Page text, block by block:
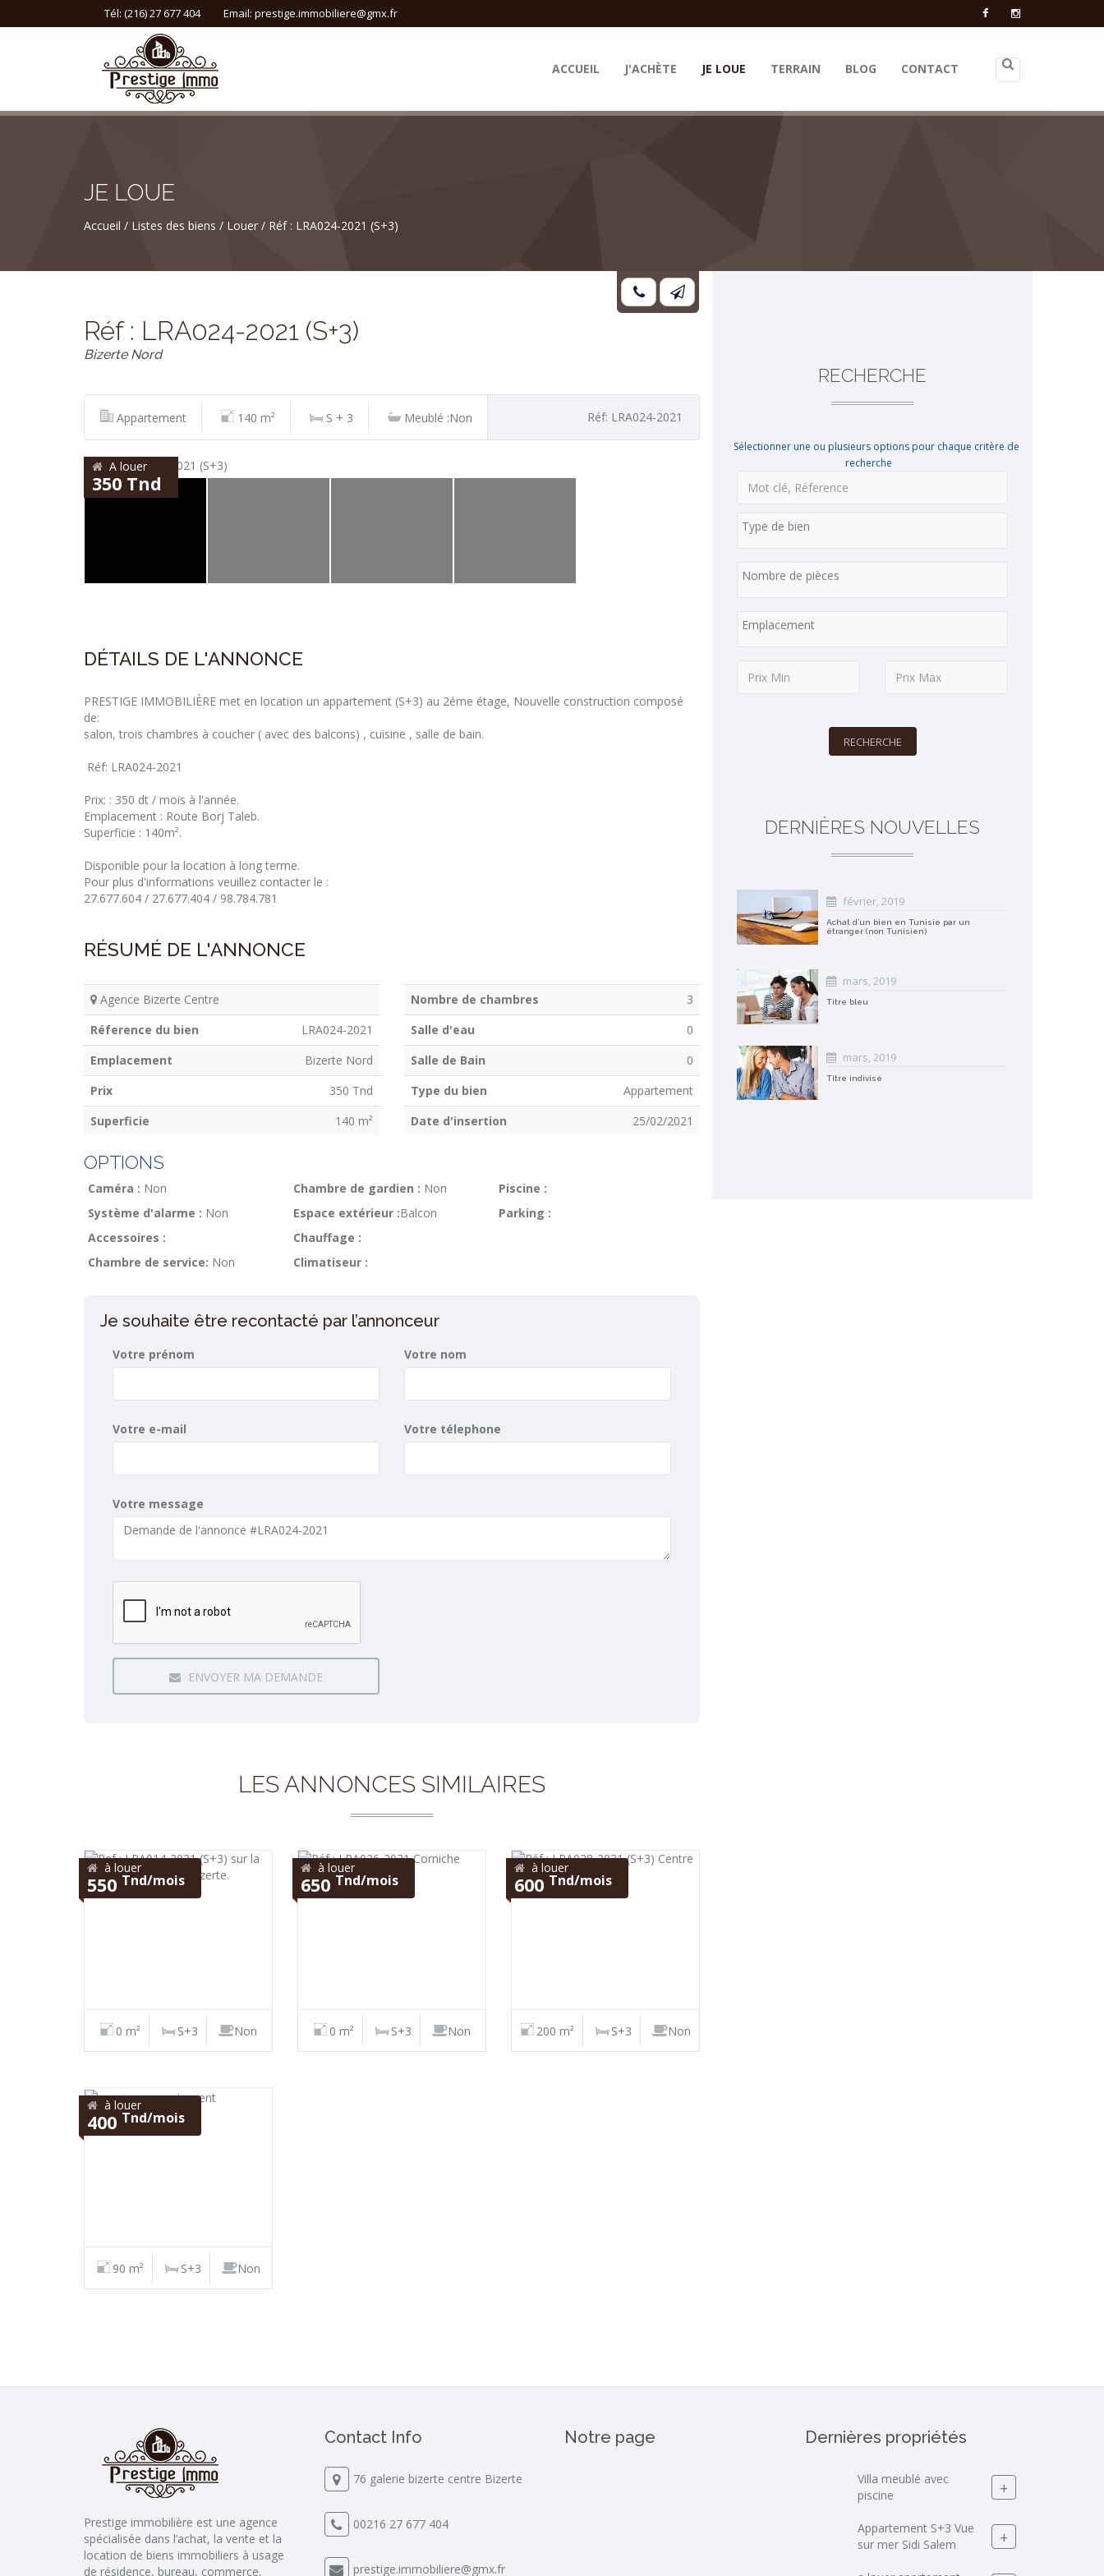
Tél: (216) 27 677 404 Email: prestige.immobiliere@gmx.fr
ACCUEIL J'ACHÈTE JE LOUE TERRAIN BLOG CONTACT
JE LOUE
Accueil Listes des biens Louer Réf : LRA024-2021 (S+3)
Réf : LRA024-2021 (S+3)
Bizerte Nord
Appartement 140 m² S + 3 Meublé :Non Réf: LRA024-2021
A louer
350 Tnd
DÉTAILS DE L'ANNONCE
PRESTIGE IMMOBILIÈRE met en location un appartement (S+3) au 2éme étage, Nouvelle construction composé
de:
salon, trois chambres à coucher ( avec des balcons) , cuisine , salle de bain.
Réf: LRA024-2021
Prix: : 350 dt / mois à l'année.
Emplacement : Route Borj Taleb.
Superficie : 140m².
Disponible pour la location à long terme.
Pour plus d'informations veuillez contacter le :
27.677.604 / 27.677.404 / 98.784.781
RÉSUMÉ DE L'ANNONCE
Agence Bizerte Centre
Réference du bien
LRA024-2021
Emplacement
Bizerte Nord
Prix
350 Tnd
Superficie
140 m²
Nombre de chambres
3
Salle d'eau
0
Salle de Bain
0
Type du bien
Appartement
Date d'insertion
25/02/2021
OPTIONS
Caméra : Non
Système d'alarme : Non
Accessoires :
Chambre de service: Non
Chambre de gardien : Non
Espace extérieur :Balcon
Chauffage :
Climatiseur :
Piscine :
Parking :
Je souhaite être recontacté par l’annonceur
Votre prénom Votre nom
Votre e-mail Votre télephone
Votre message
ENVOYER MA DEMANDE
LES ANNONCES SIMILAIRES
à louer
550 Tnd/mois
0 m² S+3 Non
à louer
650 Tnd/mois
0 m² S+3 Non
à louer
600 Tnd/mois
200 m² S+3 Non
à louer
400 Tnd/mois
90 m² S+3 Non
RECHERCHE
Sélectionner une ou plusieurs options pour chaque critère de
recherche
RECHERCHE
DERNIÈRES NOUVELLES
février, 2019
Achat d’un bien en Tunisie par un
étranger (non Tunisien)
mars, 2019
Titre bleu
mars, 2019
Titre indivisé
Prestige immobilière est une agence
spécialisée dans l’achat, la vente et la
location de biens immobiliers à usage
de résidence, bureau, commerce,
Contact Info
76 galerie bizerte centre Bizerte
00216 27 677 404
prestige.immobiliere@gmx.fr
Notre page Dernières propriétés
Villa meublé avec
piscine
+
Appartement S+3 Vue
sur mer Sidi Salem
+